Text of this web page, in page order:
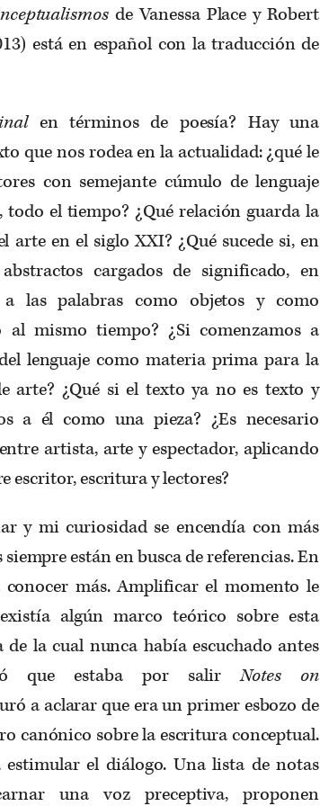
de Vanessa Place y Robert
está en español con la traducción de
en términos de poesía? Hay una
que nos rodea en la actualidad: ¿qué le
con semejante cúmulo de lenguaje
todo el tiempo? ¿Qué relación guarda la
arte en el siglo XXI? ¿Qué sucede si, en
cargados de significado, en
a las palabras como objetos y como
al mismo tiempo? ¿Si comenzamos a
lenguaje como materia prima para la
arte? ¿Qué si el texto ya no es texto y
a él como una pieza? ¿Es necesario
artista, arte y espectador, aplicando
escritor, escritura y lectores?
y mi curiosidad se encendía con más
están en busca de referencias. En
conocer más. Amplificar el momento le
algún marco teórico sobre esta
la cual nunca había escuchado antes
que estaba por salirNotes on
a aclarar que era un primer esbozo de
canónico sobre la escritura conceptual.
estimular el diálogo. Una lista de notas
una voz preceptiva, proponen